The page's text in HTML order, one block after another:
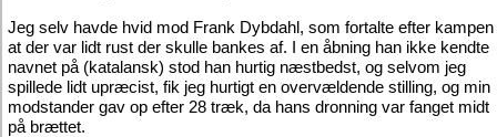
Jeg selv havde hvid mod Frank Dybdahl, som fortalte efter kampen
at der var lidt rust der skulle bankes af. I en åbning han ikke kendte
navnet på (katalansk) stod han hurtig næstbedst, og selvom jeg
spillede lidt upræcist, fik jeg hurtigt en overvældende stilling, og min
modstander gav op efter 28 træk, da hans dronning var fanget midt
på brættet.